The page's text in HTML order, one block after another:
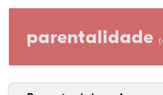
parentalidade (